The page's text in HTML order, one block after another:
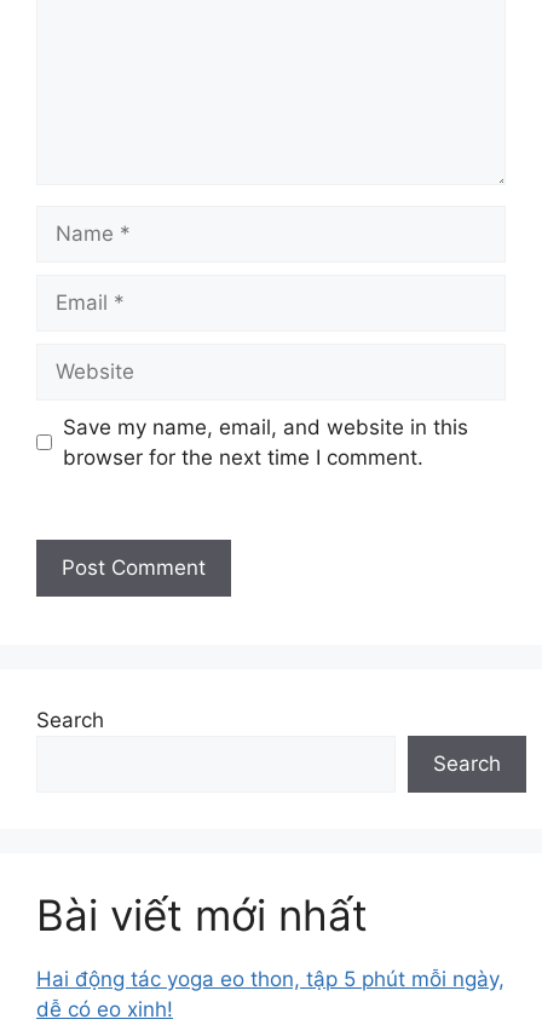
Save my name, email, and website in this
browser for the next time I comment.
Search
Search
Bài viết mới nhất
Hai động tác yoga eo thon, tập 5 phút mỗi ngày,
dễ có eo xinh!